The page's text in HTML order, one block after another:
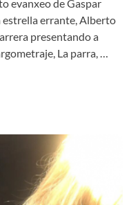
evanxeo de Gaspar
estrella errante, Alberto
presentando a
La parra, …